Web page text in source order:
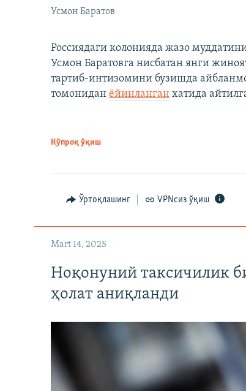
Усмон Баратов
Россиядаги колонияда жазо
Усмон Баратовга нисбатан янги
тартиб-интизомини бузишда
томонидан ёйинланган хатида
Кўпроқ ўқиш
Ўртоқлашинг VPNсиз ўқиш
Mart 14, 2025
Ноқонуний таксичилик
ҳолат аниқланди